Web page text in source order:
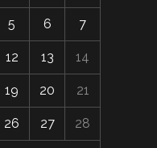
5 6 7
12 13 14
19 20 21
26 27 28